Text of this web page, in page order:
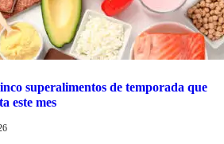
superalimentos de temporada que
este mes